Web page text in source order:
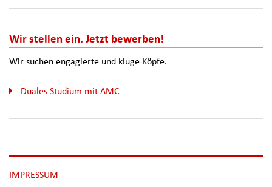
Wir stellen ein. Jetzt bewerben!
Wir suchen engagierte und kluge Köpfe.
Duales Studium mit AMC
NAVIGATION
ÜBERSPRINGEN
IMPRESSUM